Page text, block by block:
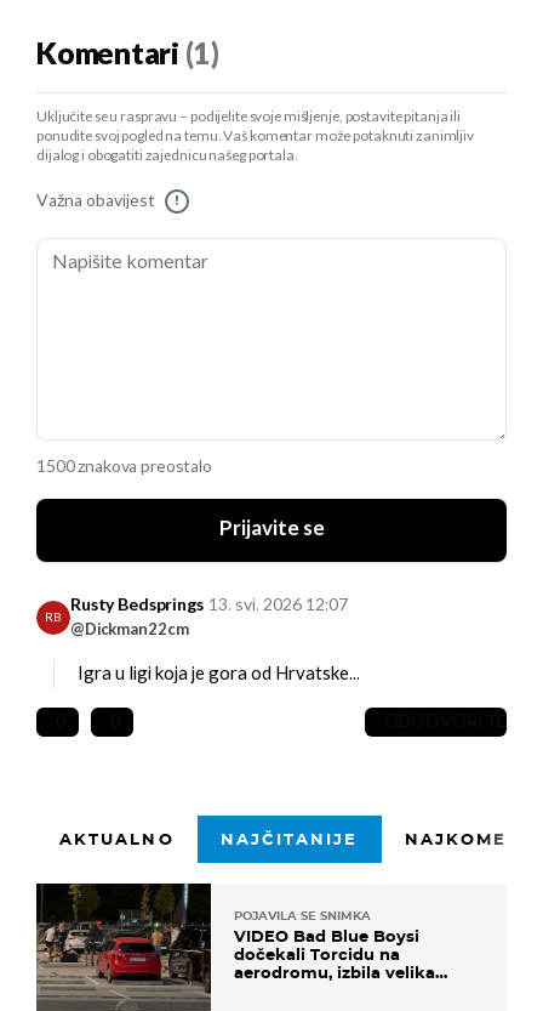
Komentari (1)
Uključite se u raspravu – podijelite svoje mišljenje, postavite pitanja ili
ponudite svoj pogled na temu. Vaš komentar može potaknuti zanimljiv
dijalog i obogatiti zajednicu našeg portala.
Važna obavijest !
1500 znakova preostalo
Prijavite se
RB
Rusty Bedsprings
@Dickman22cm
13. svi. 2026 12:07
Igra u ligi koja je gora od Hrvatske...
AKTUALNO NAJČITANIJE
POJAVILA SE SNIMKA
VIDEO Bad Blue Boysi
dočekali Torcidu na
aerodromu, izbila velika